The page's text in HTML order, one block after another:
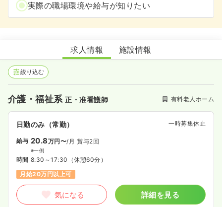
実際の職場環境や給与が知りたい
さわやか あおい館
求人情報 施設情報
絞り込む
介護・福祉系正・准看護師 有料老人ホーム
日勤のみ（常勤） 一時募集休止
給与 20.8万円〜/月 賞与2回
※一例
時間 8:30～17:30 （休憩60分）
月給20万円以上可
気になる 詳細を見る